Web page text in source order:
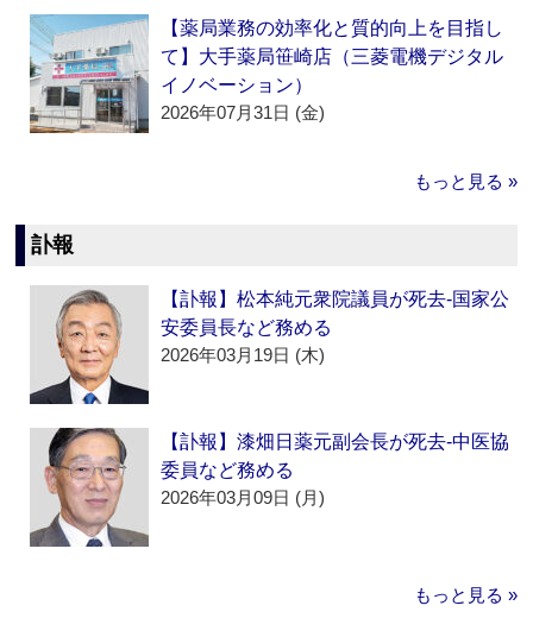
【薬局業務の効率化と質的向上を目指し
て】大手薬局笹崎店（三菱電機デジタル
イノベーション）
2026年07月31日 (金)
もっと見る »
訃報
【訃報】松本純元衆院議員が死去‐国家公
安委員長など務める
2026年03月19日 (木)
【訃報】漆畑日薬元副会長が死去‐中医協
委員など務める
2026年03月09日 (月)
もっと見る »